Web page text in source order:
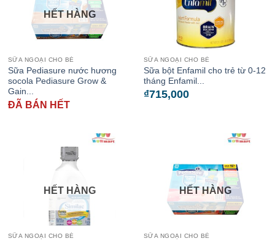
HẾT HÀNG
SỮA NGOẠI CHO BÉ
Sữa Pediasure nước hương
socola Pediasure Grow &
Gain...
ĐÃ BÁN HẾT
SỮA NGOẠI CHO BÉ
Sữa bột Enfamil cho trẻ từ 0-12
tháng Enfamil...
₫715,000
HẾT HÀNG
SỮA NGOẠI CHO BÉ
HẾT HÀNG
SỮA NGOẠI CHO BÉ